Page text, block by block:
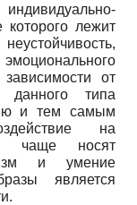
которого лежит
от
данного типа
и тем самым
на
чаще носят
и умение
является